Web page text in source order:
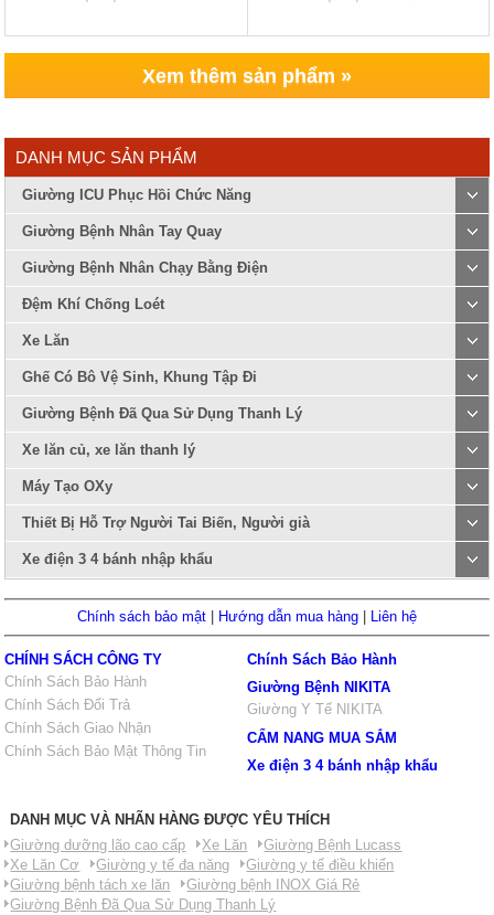
Xem thêm sản phẩm »
DANH MỤC SẢN PHẨM
Giường ICU Phục Hồi Chức Năng
Giường Bệnh Nhân Tay Quay
Giường Bệnh Nhân Chạy Bằng Điện
Đệm Khí Chống Loét
Xe Lăn
Ghế Có Bô Vệ Sinh, Khung Tập Đi
Giường Bệnh Đã Qua Sử Dụng Thanh Lý
Xe lăn củ, xe lăn thanh lý
Máy Tạo OXy
Thiết Bị Hỗ Trợ Người Tai Biến, Người già
Xe điện 3 4 bánh nhập khẩu
Chính sách bảo mật Hướng dẫn mua hàng Liên hệ
CHÍNH SÁCH CÔNG TY
Chính Sách Bảo Hành
Chính Sách Đổi Trả
Chính Sách Giao Nhận
Chính Sách Bảo Mật Thông Tin
Chính Sách Bảo Hành
Giường Bệnh NIKITA
Giường Y Tế NIKITA
CẨM NANG MUA SẮM
Xe điện 3 4 bánh nhập khẩu
DANH MỤC VÀ NHÃN HÀNG ĐƯỢC YÊU THÍCH
Giường dưỡng lão cao cấp
Xe Lăn
Giường Bệnh Lucass
Xe Lăn Cơ
Giường y tế đa năng
Giường y tế điều khiển
Giường bệnh tách xe lăn
Giường bệnh INOX Giá Rẻ
Giường Bệnh Đã Qua Sử Dụng Thanh Lý